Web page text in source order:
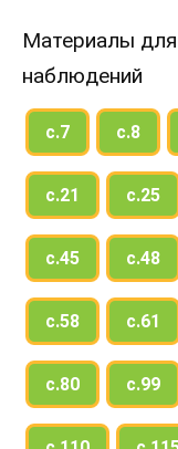
Материалы
наблюдений
с.7 с.8
с.21 с.25
с.45 с.48
с.58 с.61
с.80 с.99